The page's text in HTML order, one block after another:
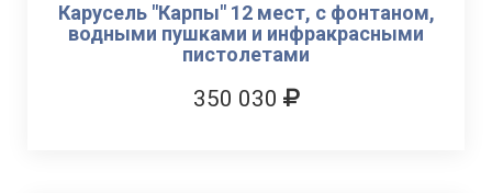
Карусель "Карпы" 12 мест, с фонтаном,
водными пушками и инфракрасными
пистолетами
350 030